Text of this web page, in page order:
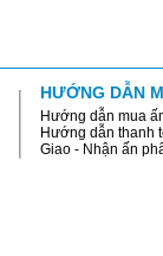
HƯỚNG DẪN
Hướng dẫn mua
Hướng dẫn thanh
Giao - Nhận ấn